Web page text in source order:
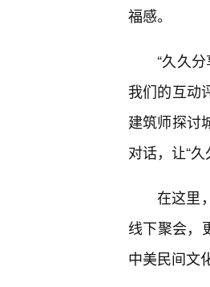
福感。
“久久
我们的互动
建筑师探讨
对话，让“
在这里
线下聚会，
中美民间文